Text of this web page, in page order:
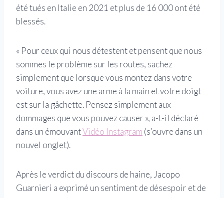
été tués en Italie en 2021 et plus de 16 000 ont été
blessés.
« Pour ceux qui nous détestent et pensent que nous
sommes le problème sur les routes, sachez
simplement que lorsque vous montez dans votre
voiture, vous avez une arme à la main et votre doigt
est sur la gâchette. Pensez simplement aux
dommages que vous pouvez causer », a-t-il déclaré
dans un émouvantVidéo Instagram (s’ouvre dans un
nouvel onglet).
Après le verdict du discours de haine, Jacopo
Guarnieri a exprimé un sentiment de désespoir et de